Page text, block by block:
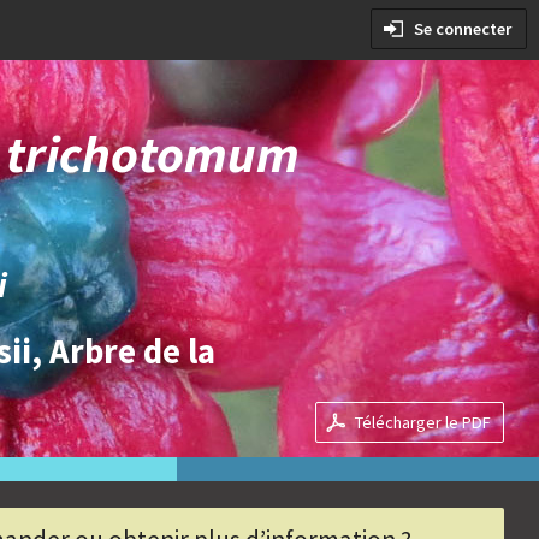
Arbre de la
Télécharger le PDF
les conditions
Se connecter